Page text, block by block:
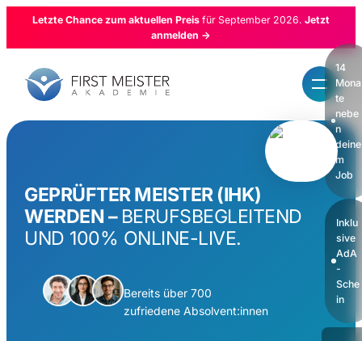
springen
Letzte Chance zum aktuellen Preis für September 2026. Jetzt
anmelden →
GEPRÜFTER MEISTER (IHK)
WERDEN – BERUFSBEGLEITEND
UND 100% ONLINE-LIVE.
Bereits über 700
zufriedene Absolvent:innen
14
Mona
te
nebe
n
deine
m
Job
Inklu
sive
AdA
-
Sche
in